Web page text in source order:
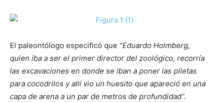
El paleontólogo especificó que “Eduardo Holmberg,
quien iba a ser el primer director del zoológico, recorría
las excavaciones en donde se iban a poner las piletas
para cocodrilos y allí vio un huesito que apareció en una
capa de arena a un par de metros de profundidad”.